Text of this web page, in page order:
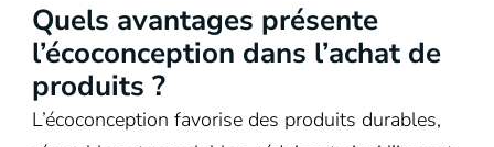
Quels avantages présente
l’écoconception dans l’achat de
produits ?
L’écoconception favorise des produits durables,